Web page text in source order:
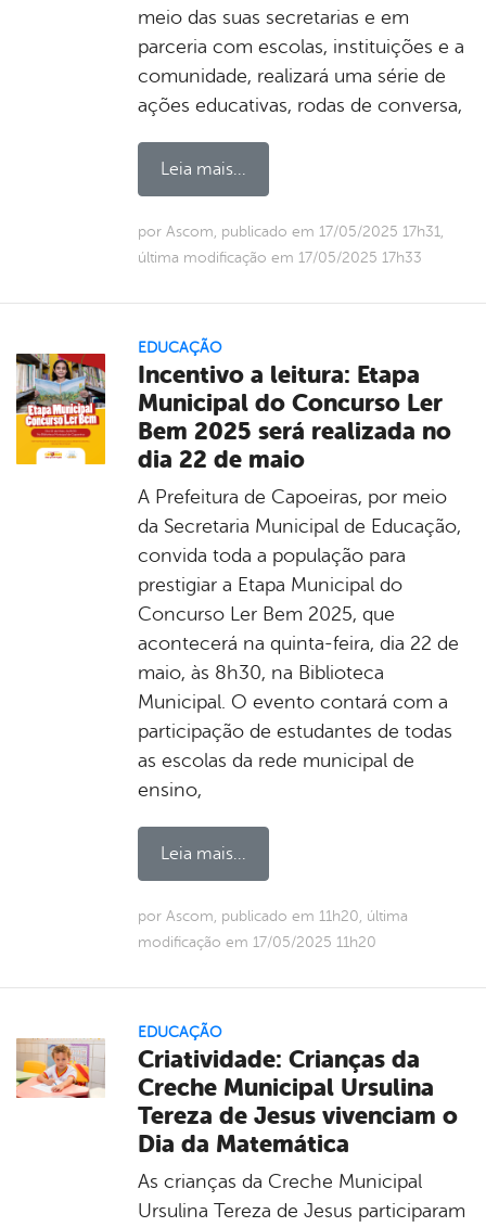
meio das suas secretarias e em
parceria com escolas, instituições e a
comunidade, realizará uma série de
ações educativas, rodas de conversa,
Leia mais...
por Ascom, publicado em 17/05/2025 17h31,
última modificação em 17/05/2025 17h33
EDUCAÇÃO
Incentivo a leitura: Etapa
Municipal do Concurso Ler
Bem 2025 será realizada no
dia 22 de maio
A Prefeitura de Capoeiras, por meio
da Secretaria Municipal de Educação,
convida toda a população para
prestigiar a Etapa Municipal do
Concurso Ler Bem 2025, que
acontecerá na quinta-feira, dia 22 de
maio, às 8h30, na Biblioteca
Municipal. O evento contará com a
participação de estudantes de todas
as escolas da rede municipal de
ensino,
Leia mais...
por Ascom, publicado em 11h20, última
modificação em 17/05/2025 11h20
EDUCAÇÃO
Criatividade: Crianças da
Creche Municipal Ursulina
Tereza de Jesus vivenciam o
Dia da Matemática
As crianças da Creche Municipal
Ursulina Tereza de Jesus participaram